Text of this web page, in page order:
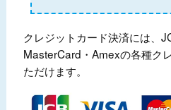
クレジットカード決済には、
MasterCard・Amexの各種ク
ただけます。